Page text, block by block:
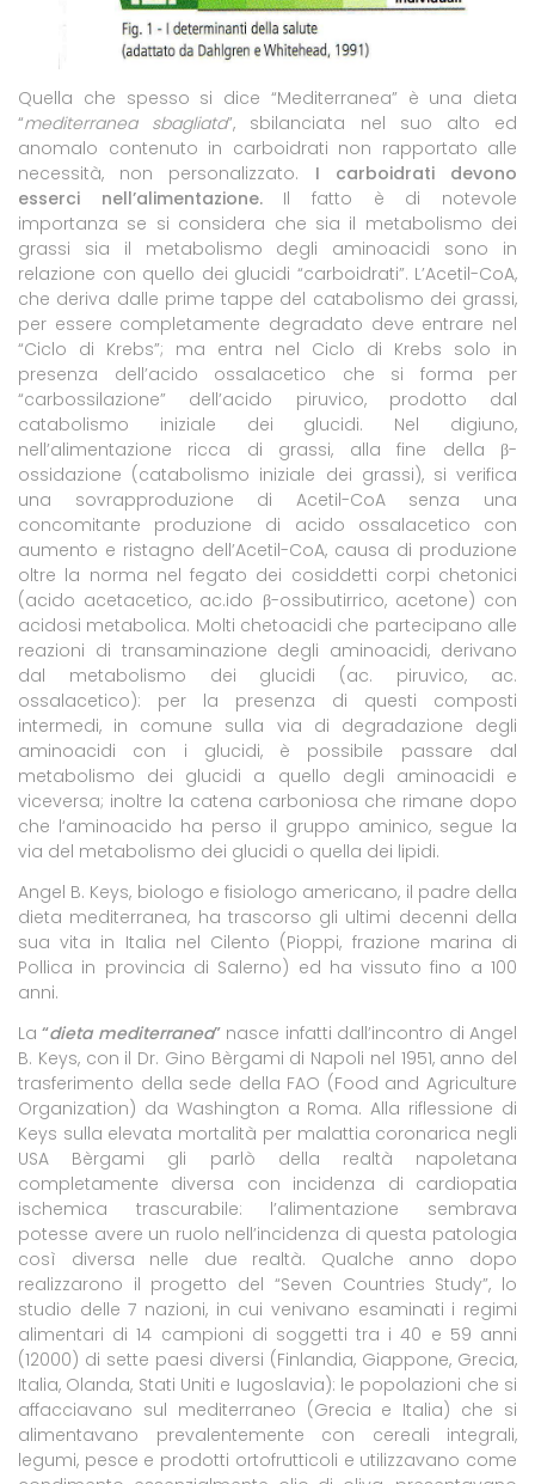
Quella che spesso si dice “Mediterranea” è una dieta
“mediterranea sbagliata”, sbilanciata nel suo alto ed
anomalo contenuto in carboidrati non rapportato alle
necessità, non personalizzato. I carboidrati devono
esserci nell’alimentazione.Il fatto è di notevole
importanza se si considera che sia il metabolismo dei
grassi sia il metabolismo degli aminoacidi sono in
relazione con quello dei glucidi “carboidrati”. L’Acetil-CoA,
che deriva dalle prime tappe del catabolismo dei grassi,
per essere completamente degradato deve entrare nel
“Ciclo di Krebs”; ma entra nel Ciclo di Krebs solo in
presenza dell’acido ossalacetico che si forma per
“carbossilazione” dell’acido piruvico, prodotto dal
catabolismo iniziale dei glucidi. Nel digiuno,
nell’alimentazione ricca di grassi, alla fine della β-
ossidazione (catabolismo iniziale dei grassi), si verifica
una sovrapproduzione di Acetil-CoA senza una
concomitante produzione di acido ossalacetico con
aumento e ristagno dell’Acetil-CoA, causa di produzione
oltre la norma nel fegato dei cosiddetti corpi chetonici
(acido acetacetico, ac.ido β-ossibutirrico, acetone) con
acidosi metabolica. Molti chetoacidi che partecipano alle
reazioni di transaminazione degli aminoacidi, derivano
dal metabolismo dei glucidi (ac. piruvico, ac.
ossalacetico): per la presenza di questi composti
intermedi, in comune sulla via di degradazione degli
aminoacidi con i glucidi, è possibile passare dal
metabolismo dei glucidi a quello degli aminoacidi e
viceversa; inoltre la catena carboniosa che rimane dopo
che l‘aminoacido ha perso il gruppo aminico, segue la
via del metabolismo dei glucidi o quella dei lipidi.
Angel B. Keys, biologo e fisiologo americano, il padre della
dieta mediterranea, ha trascorso gli ultimi decenni della
sua vita in Italia nel Cilento (Pioppi, frazione marina di
Pollica in provincia di Salerno) ed ha vissuto fino a 100
anni.
La“dieta mediterranea”nasce infatti dall’incontro di Angel
B. Keys, con il Dr. Gino Bèrgami di Napoli nel 1951, anno del
trasferimento della sede della FAO (Food and Agriculture
Organization) da Washington a Roma. Alla riflessione di
Keys sulla elevata mortalità per malattia coronarica negli
USA Bèrgami gli parlò della realtà napoletana
completamente diversa con incidenza di cardiopatia
ischemica trascurabile: l’alimentazione sembrava
potesse avere un ruolo nell’incidenza di questa patologia
così diversa nelle due realtà. Qualche anno dopo
realizzarono il progetto del “Seven Countries Study”, lo
studio delle 7 nazioni, in cui venivano esaminati i regimi
alimentari di 14 campioni di soggetti tra i 40 e 59 anni
(12000) di sette paesi diversi (Finlandia, Giappone, Grecia,
Italia, Olanda, Stati Uniti e Iugoslavia): le popolazioni che si
affacciavano sul mediterraneo (Grecia e Italia) che si
alimentavano prevalentemente con cereali integrali,
legumi, pesce e prodotti ortofrutticoli e utilizzavano come